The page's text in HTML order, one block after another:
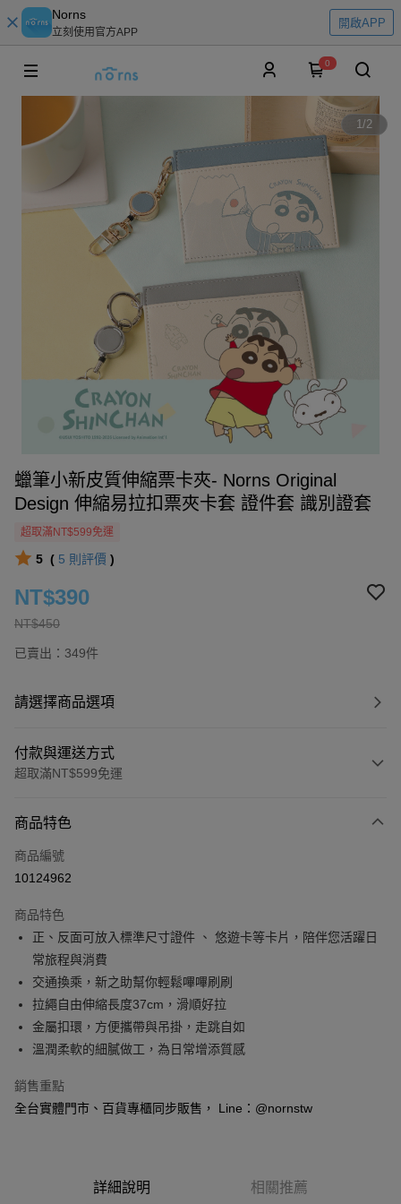
Norns
立刻使用官方APP
開啟APP
0
1/2
蠟筆小新皮質伸縮票卡夾- Norns Original
Design 伸縮易拉扣票夾卡套 證件套 識別證套
超取滿NT$599免運
5 ( 5 則評價 )
NT$450
NT$390
已賣出：349件
請選擇商品選項
付款與運送方式
超取滿NT$599免運
信用卡一次付款
信用卡分期付款
合作金庫商業銀行
華南商業銀行
彰化商業銀行
上海商業儲蓄銀行
國泰世華商業銀行
兆豐國際商業銀行
臺灣中小企業銀行
台中商業銀行
匯豐（台灣）商業銀行
華泰商業銀行
聯邦商業銀行
遠東國際商業銀行
元大商業銀行
永豐商業銀行
台新國際商業銀行
台灣樂天信用卡公司
6 期 0 利率 每期
華南商業銀行
上海商業儲蓄銀行
台北富邦商業銀行
國泰世華商業銀行
兆豐國際商業銀行
臺灣中小企業銀行
台中商業銀行
匯豐（台灣）商業銀行
華泰商業銀行
元大商業銀行
玉山商業銀行
超商取貨付款
LINE Pay
Apple Pay
悠遊付
Google Pay
【大哥付你分期使用說明】
商品特色
商品編號
10124962
商品特色
正、反面可放入標準尺寸證件 、 悠遊卡等卡片，陪伴您活躍日
常旅程與消費
交通換乘，新之助幫你輕鬆嗶嗶刷刷
拉繩自由伸縮長度37cm，滑順好拉
金屬扣環，方便攜帶與吊掛，走跳自如
溫潤柔軟的細膩做工，為日常增添質感
銷售重點
全台實體門市、百貨專櫃同步販售， Line：@nornstw
詳細說明 相關推薦